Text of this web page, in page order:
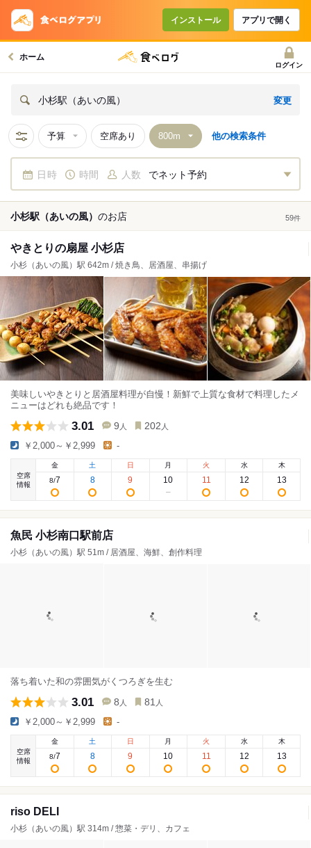
インストール アプリで開く
ホーム
ログイン
小杉駅（あいの風） 変更
予算 空席あり 他の検索条件
日時 時間 人数 でネット予約
小杉駅（あいの風） のお店 59件
やきとりの扇屋 小杉店
小杉（あいの風）駅 642m / 焼き鳥、居酒屋、串揚げ
美味しいやきとりと居酒屋料理が自慢！新鮮で上質な食材で料理したメ
ニューはどれも絶品です！
3.01 9 人 202 人
￥2,000～￥2,999 -
空席
情報
金
8/7
土
8
日
9
月
10
火
11
水
12
木
13
魚民 小杉南口駅前店
小杉（あいの風）駅 51m / 居酒屋、海鮮、創作料理
落ち着いた和の雰囲気がくつろぎを生む
3.01 8 人 81 人
￥2,000～￥2,999 -
空席
情報
金
8/7
土
8
日
9
月
10
火
11
水
12
木
13
riso DELI
小杉（あいの風）駅 314m / 惣菜・デリ、カフェ